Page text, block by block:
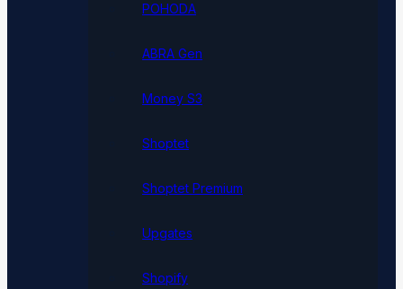
POHODA
ABRA Gen
Money S3
Shoptet
Shoptet Premium
Upgates
Shopify